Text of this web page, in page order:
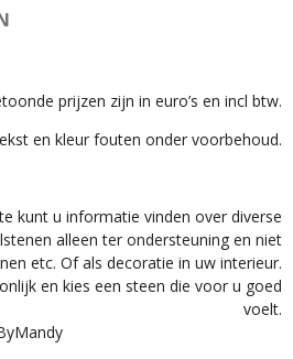
prijzen zijn in euro’s en incl btw.
en kleur fouten onder voorbehoud.
kunt u informatie vinden over diverse
alleen ter ondersteuning en niet
etc. Of als decoratie in uw interieur.
en kies een steen die voor u goed
voelt.